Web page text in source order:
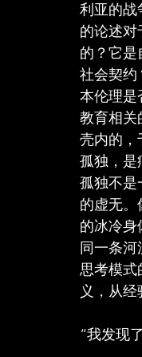
利亚的战
的论述对
的？它是
社会契约
本伦理是
教育相关
壳内的，
孤独，是
孤独不是
的虚无。
的冰冷身
同一条
思考模式
义，从
“我发现